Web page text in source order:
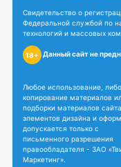
Свидетельство о
Федеральной службой по
технологий и массовых
18+ Данный сайт не
Любое использование, либо
копирование материалов
подборки материалов сайта,
элементов дизайна и
допускается только с
письменного разрешения
правообладателя - ЗАО
Маркетинг».